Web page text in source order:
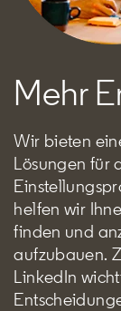
Mehr
Wir bieten
Lösungen für
helfen wir
finden und
aufzubauen.
LinkedIn